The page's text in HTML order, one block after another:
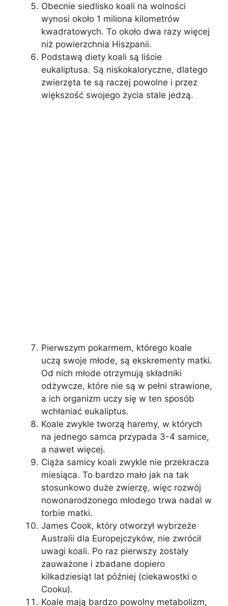
Obecnie siedlisko koali na wolności
wynosi około 1 miliona kilometrów
kwadratowych. To około dwa razy więcej
niż powierzchnia Hiszpanii.
Podstawą diety koali są liście
eukaliptusa. Są niskokaloryczne, dlatego
zwierzęta te są raczej powolne i przez
większość swojego życia stale jedzą.
Pierwszym pokarmem, którego koale
uczą swoje młode, są ekskrementy matki.
Od nich młode otrzymują składniki
odżywcze, które nie są w pełni strawione,
a ich organizm uczy się w ten sposób
wchłaniać eukaliptus.
Koale zwykle tworzą haremy, w których
na jednego samca przypada 3-4 samice,
a nawet więcej.
Ciąża samicy koali zwykle nie przekracza
miesiąca. To bardzo mało jak na tak
stosunkowo duże zwierzę, więc rozwój
nowonarodzonego młodego trwa nadal w
torbie matki.
James Cook, który otworzył wybrzeże
Australii dla Europejczyków, nie zwrócił
uwagi koali. Po raz pierwszy zostały
zauważone i zbadane dopiero
kilkadziesiąt lat później (ciekawostki o
Cooku).
Koale mają bardzo powolny metabolizm,